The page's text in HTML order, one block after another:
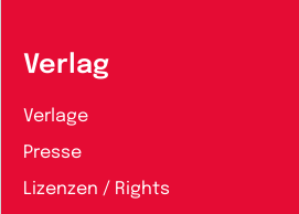
Verlag
Verlage
Presse
Lizenzen / Rights